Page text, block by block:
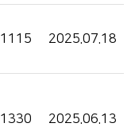
1115 2025.07.18
1330 2025.06.13